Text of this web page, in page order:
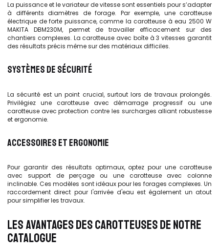
La puissance et le variateur de vitesse sont essentiels pour s’adapter
à différents diamètres de forage. Par exemple, une carotteuse
électrique de forte puissance, comme la carotteuse à eau 2500 W
MAKITA DBM230M, permet de travailler efficacement sur des
chantiers complexes. La carotteuse avec boîte à 3 vitesses garantit
des résultats précis même sur des matériaux difficiles.
SYSTÈMES DE SÉCURITÉ
La sécurité est un point crucial, surtout lors de travaux prolongés.
Privilégiez une carotteuse avec démarrage progressif ou une
carotteuse avec protection contre les surcharges alliant robustesse
et ergonomie.
ACCESSOIRES ET ERGONOMIE
Pour garantir des résultats optimaux, optez pour une carotteuse
avec support de perçage ou une carotteuse avec colonne
inclinable. Ces modèles sont idéaux pour les forages complexes. Un
raccordement direct pour l'arrivée d'eau est également un atout
pour simplifier les travaux.
LES AVANTAGES DES CAROTTEUSES DE NOTRE
CATALOGUE